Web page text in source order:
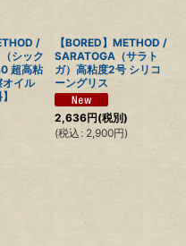
/
シック
超高粘
オイル
【BORED】METHOD /
SARATOGA（サラト
ガ）高粘度2号 シリコ
ーングリス
2,636円(税別)
(税込 : 2,900円)